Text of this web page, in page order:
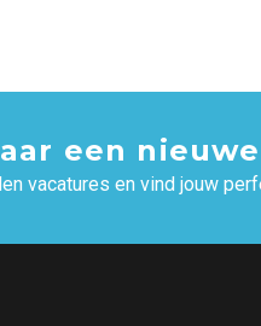
een
vacatures en vind jouw